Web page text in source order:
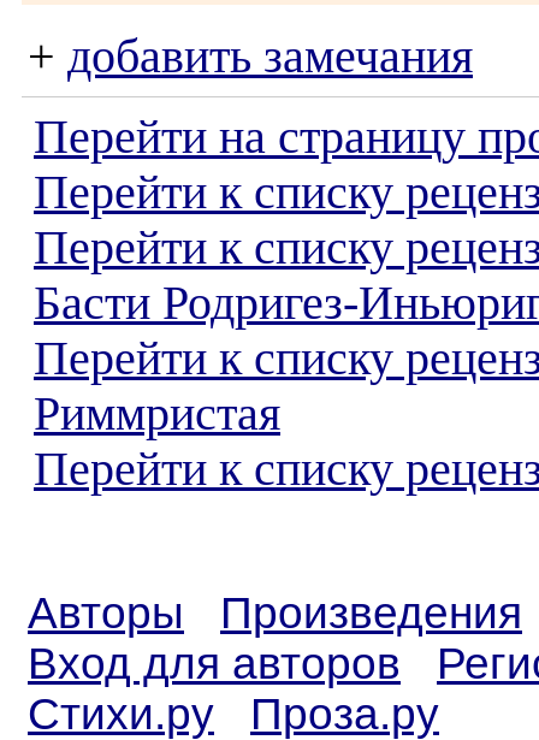
+ добавить замечания
Перейти на страницу
Перейти к списку
Перейти к списку
Басти Родригез-
Перейти к списку
Риммристая
Перейти к списку
Авторы
Произведения
Вход для авторов
Стихи.ру
Проза.ру